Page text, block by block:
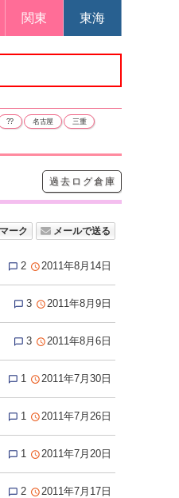
関東 東海
?? 名古屋 三重
過去ログ倉庫
ーク メールで送る
 2 2011年8月14日
 3 2011年8月9日
 3 2011年8月6日
 1 2011年7月30日
 1 2011年7月26日
 1 2011年7月20日
 2 2011年7月17日